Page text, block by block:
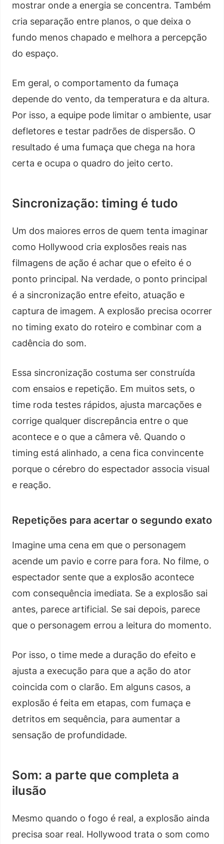
mostrar onde a energia se concentra. Também
cria separação entre planos, o que deixa o
fundo menos chapado e melhora a percepção
do espaço.
Em geral, o comportamento da fumaça
depende do vento, da temperatura e da altura.
Por isso, a equipe pode limitar o ambiente, usar
defletores e testar padrões de dispersão. O
resultado é uma fumaça que chega na hora
certa e ocupa o quadro do jeito certo.
Sincronização: timing é tudo
Um dos maiores erros de quem tenta imaginar
como Hollywood cria explosões reais nas
filmagens de ação é achar que o efeito é o
ponto principal. Na verdade, o ponto principal
é a sincronização entre efeito, atuação e
captura de imagem. A explosão precisa ocorrer
no timing exato do roteiro e combinar com a
cadência do som.
Essa sincronização costuma ser construída
com ensaios e repetição. Em muitos sets, o
time roda testes rápidos, ajusta marcações e
corrige qualquer discrepância entre o que
acontece e o que a câmera vê. Quando o
timing está alinhado, a cena fica convincente
porque o cérebro do espectador associa visual
e reação.
Repetições para acertar o segundo exato
Imagine uma cena em que o personagem
acende um pavio e corre para fora. No filme, o
espectador sente que a explosão acontece
com consequência imediata. Se a explosão sai
antes, parece artificial. Se sai depois, parece
que o personagem errou a leitura do momento.
Por isso, o time mede a duração do efeito e
ajusta a execução para que a ação do ator
coincida com o clarão. Em alguns casos, a
explosão é feita em etapas, com fumaça e
detritos em sequência, para aumentar a
sensação de profundidade.
Som: a parte que completa a
ilusão
Mesmo quando o fogo é real, a explosão ainda
precisa soar real. Hollywood trata o som como